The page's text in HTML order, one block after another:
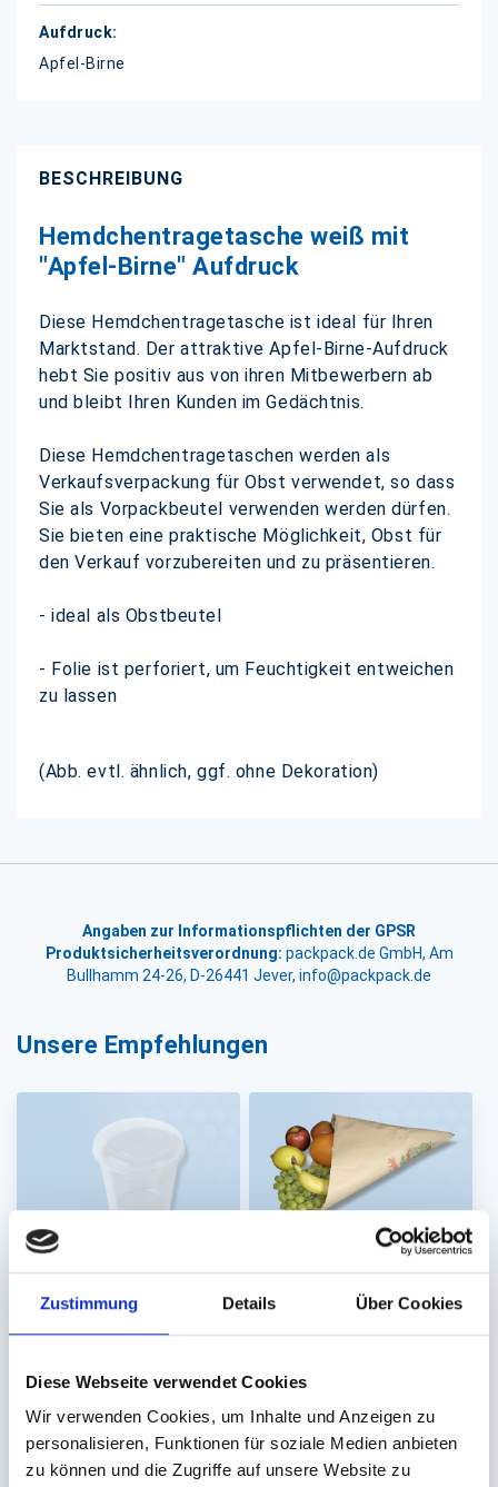
Zustimmung Details Über Cookies
Diese Webseite verwendet Cookies
Wir verwenden Cookies, um Inhalte und Anzeigen zu
personalisieren, Funktionen für soziale Medien anbieten
zu können und die Zugriffe auf unsere Website zu
Apfel-Birne
BESCHREIBUNG
Hemdchentragetasche weiß mit
"Apfel-Birne" Aufdruck
Diese Hemdchentragetasche ist ideal für Ihren
Marktstand. Der attraktive Apfel-Birne-Aufdruck
hebt Sie positiv aus von ihren Mitbewerbern ab
und bleibt Ihren Kunden im Gedächtnis.
Diese Hemdchentragetaschen werden als
Verkaufsverpackung für Obst verwendet, so dass
Sie als Vorpackbeutel verwenden werden dürfen.
Sie bieten eine praktische Möglichkeit, Obst für
den Verkauf vorzubereiten und zu präsentieren.
- ideal als Obstbeutel
- Folie ist perforiert, um Feuchtigkeit entweichen
zu lassen
(Abb. evtl. ähnlich, ggf. ohne Dekoration)
Angaben zur Informationspflichten der GPSR
Produktsicherheitsverordnung: packpack.de GmbH, Am
Bullhamm 24-26, D-26441 Jever, info@packpack.de
Unsere Empfehlungen
'Ananasbecher'
127x132mm)
Auf Lager. Sofort
lieferbar.
405 St.
Obstspitztüte braun
Auf Lager. Sofort
lieferbar.
1.000 St.